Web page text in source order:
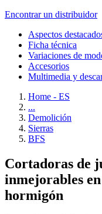
Encontrar un distribuidor
Aspectos
Ficha técnica
Variaciones de
Accesorios
Multimedia y
Home - ES
...
Demolición
Sierras
BFS
Cortadoras de
inmejorables
hormigón